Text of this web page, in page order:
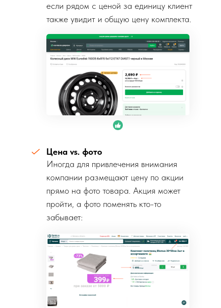
если рядом с ценой за единицу клиент
также увидит и общую цену комплекта.
Цена vs. фото
Иногда для привлечения внимания
компании размещают цену по акции
прямо на фото товара. Акция может
пройти, а фото поменять кто-то
забывает: